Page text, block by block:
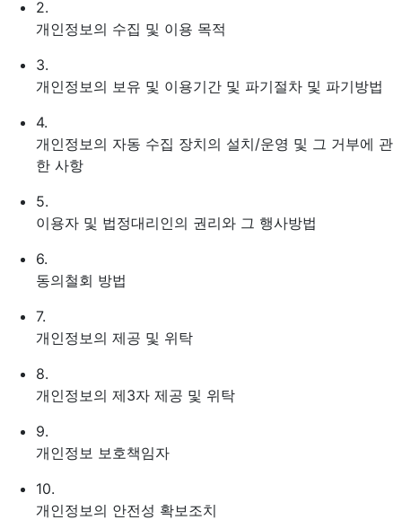
2.
개인정보의 수집 및 이용 목적
3.
개인정보의 보유 및 이용기간 및 파기절차 및 파기방법
4.
개인정보의 자동 수집 장치의 설치/운영 및 그 거부에 관
한 사항
5.
이용자 및 법정대리인의 권리와 그 행사방법
6.
동의철회 방법
7.
개인정보의 제공 및 위탁
8.
개인정보의 제3자 제공 및 위탁
9.
개인정보 보호책임자
10.
개인정보의 안전성 확보조치